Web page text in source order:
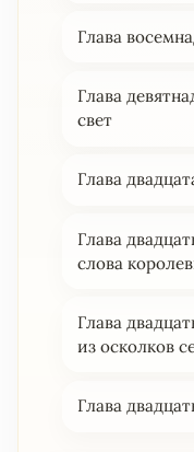
Глава
Глава
свет
Глава
Глава
слова
Глава
из осколков
Глава